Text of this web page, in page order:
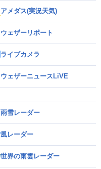
アメダス(実況天気)
ウェザーリポート
ライブカメラ
ウェザーニュースLiVE
雨雪レーダー
風レーダー
世界の雨雲レーダー